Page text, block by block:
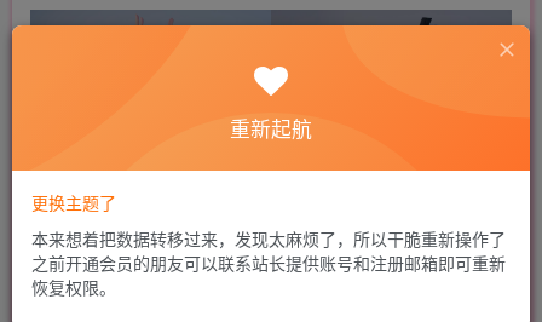
重新起航
更换主题了
本来想着把数据转移过来，发现太麻烦了，所以干脆重新操作了
之前开通会员的朋友可以联系站长提供账号和注册邮箱即可重新
恢复权限。